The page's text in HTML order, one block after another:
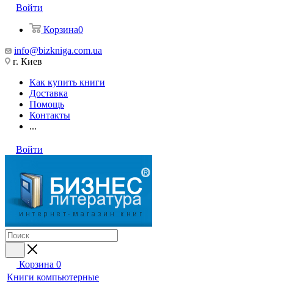
Войти
Корзина0
info@bizkniga.com.ua
г. Киев
Как купить книги
Доставка
Помощь
Контакты
...
Войти
Корзина 0
Книги компьютерные